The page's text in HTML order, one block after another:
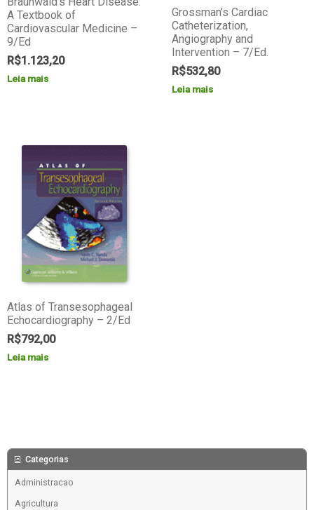
A Textbook of
Cardiovascular Medicine –
9/Ed
R$1.123,20
Leia mais
Grossman’s Cardiac
Catheterization,
Angiography and
Intervention – 7/Ed.
R$532,80
Leia mais
Atlas of Transesophageal
Echocardiography – 2/Ed
R$792,00
Leia mais
Categorias
Administracao
Agricultura